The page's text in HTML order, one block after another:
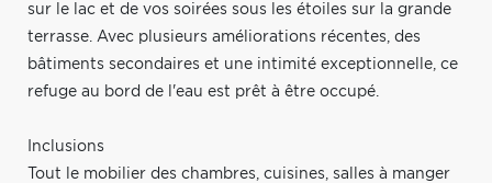
sur le lac et de vos soirées sous les étoiles sur la grande
terrasse. Avec plusieurs améliorations récentes, des
bâtiments secondaires et une intimité exceptionnelle, ce
refuge au bord de l'eau est prêt à être occupé.
Inclusions
Tout le mobilier des chambres, cuisines, salles à manger